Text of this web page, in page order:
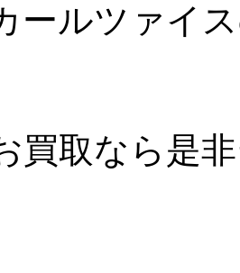
ールツァイ
買取なら是